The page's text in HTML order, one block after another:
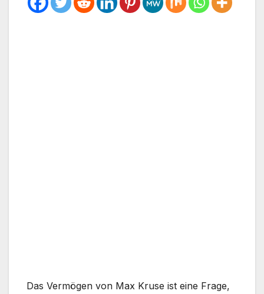
Das Vermögen von Max Kruse ist eine Frage,